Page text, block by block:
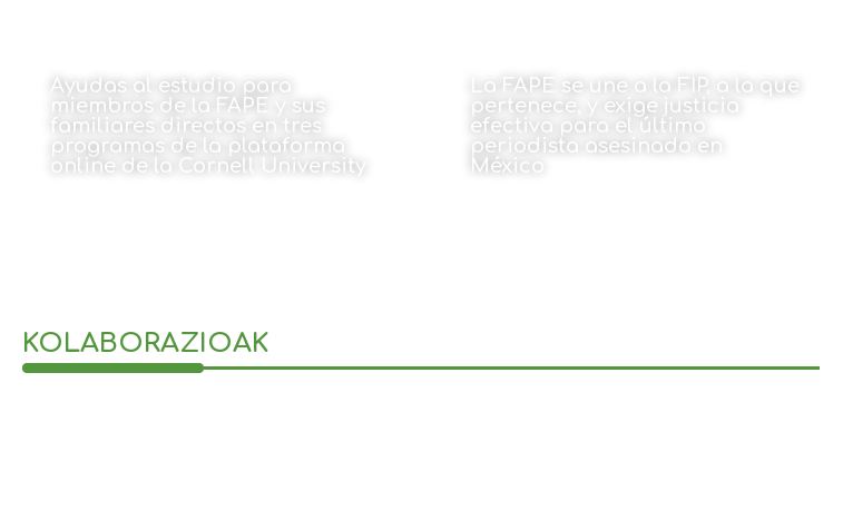
Ayudas al estudio para
miembros de la FAPE y sus
familiares directos en tres
programas de la plataforma
online de la Cornell University
La FAPE se une a la FIP, a la que
pertenece, y exige justicia
efectiva para el último
periodista asesinado en
México
KOLABORAZIOAK